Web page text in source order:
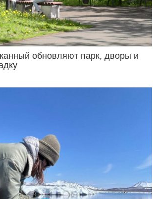
обновляют парк, дворы и